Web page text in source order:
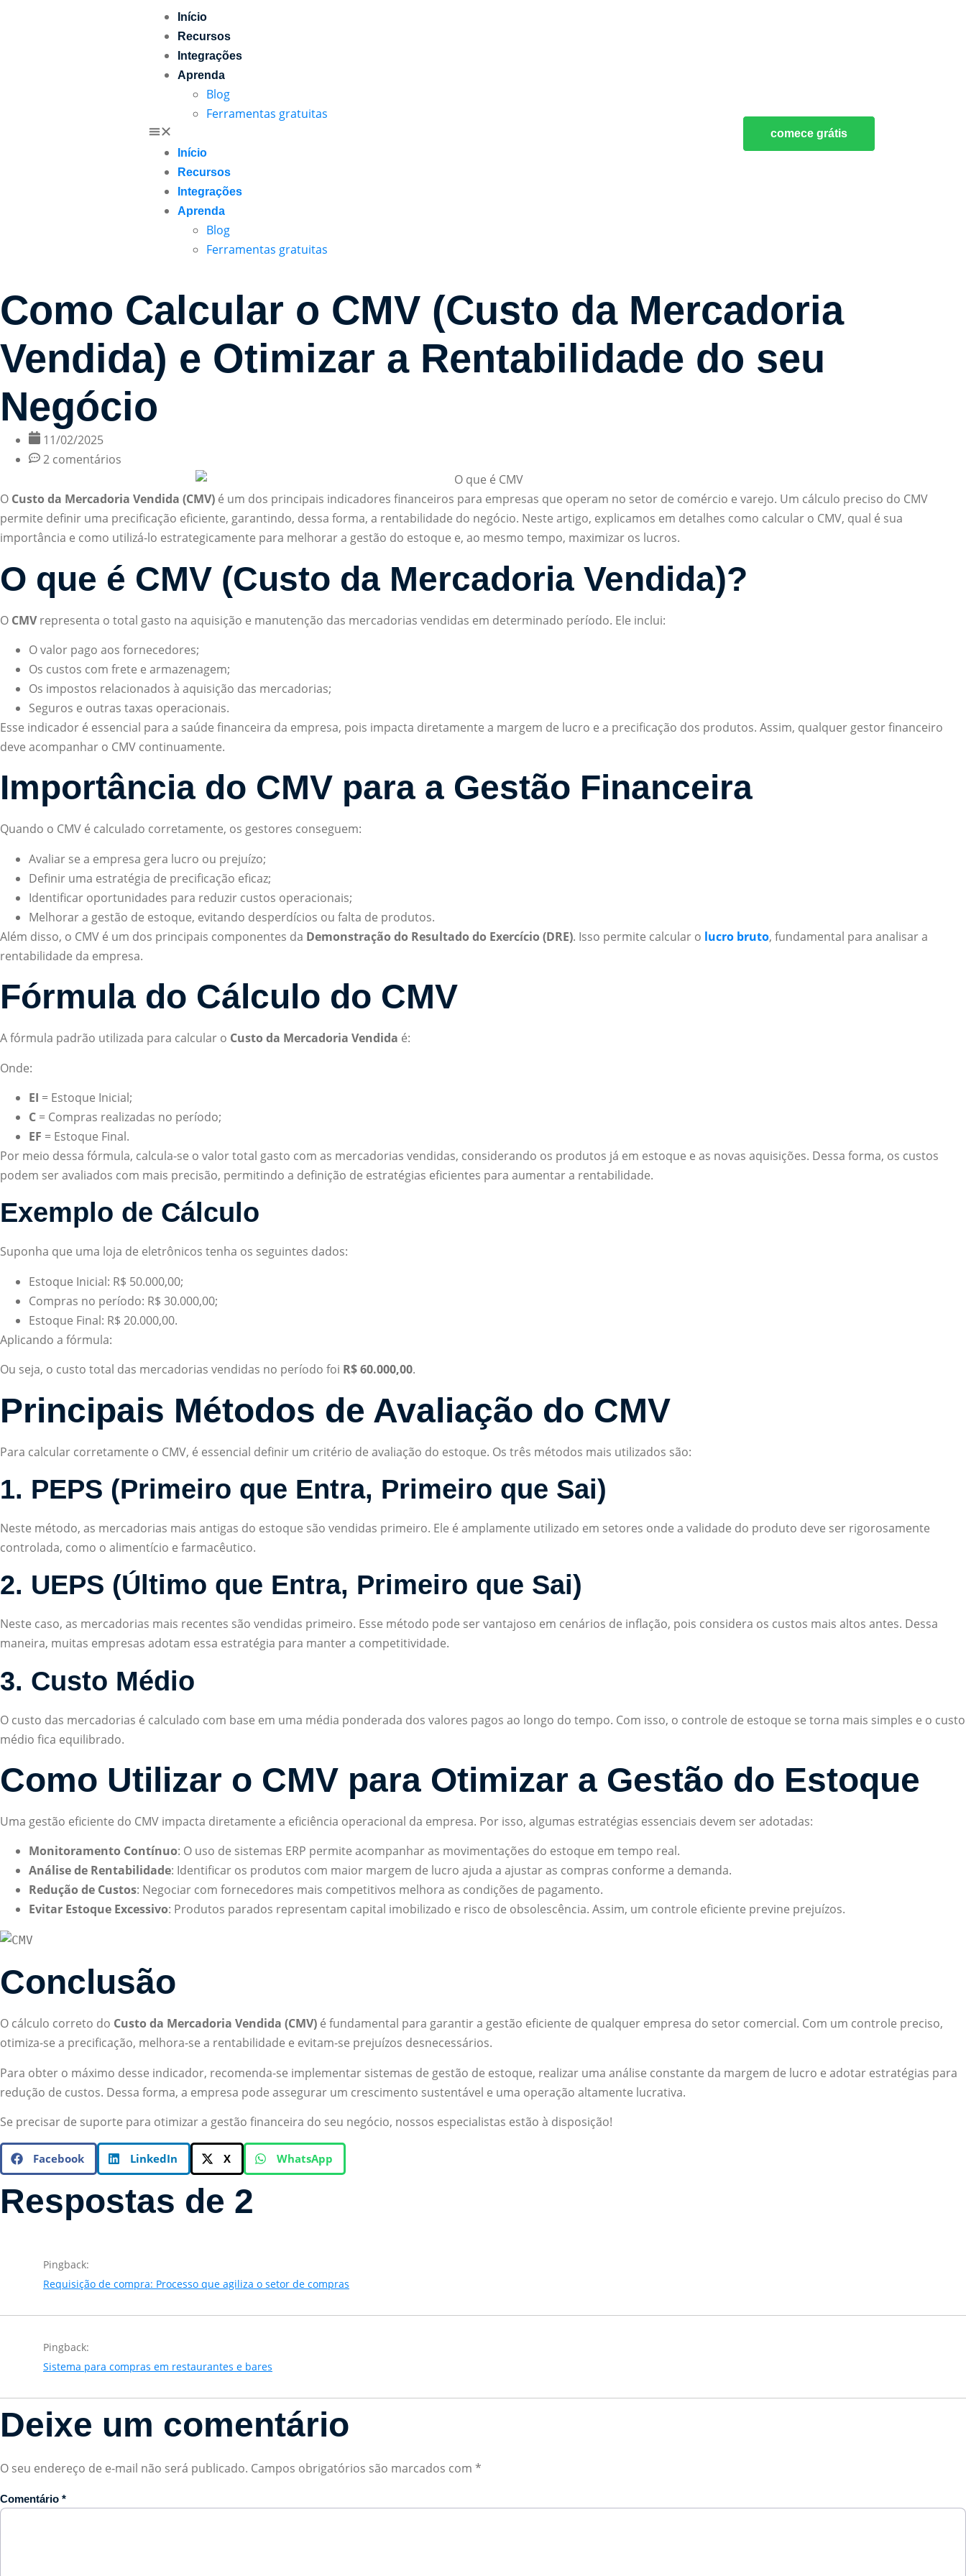
Início
Recursos
Integrações
Aprenda
Blog
Ferramentas gratuitas
Início
Recursos
Integrações
Aprenda
Blog
Ferramentas gratuitas
comece grátis
Como Calcular o CMV (Custo da Mercadoria
Vendida) e Otimizar a Rentabilidade do seu
Negócio
11/02/2025
2 comentários
O Custo da Mercadoria Vendida (CMV) é um dos principais indicadores financeiros para empresas que operam no setor de comércio e varejo. Um cálculo preciso do CMV
permite definir uma precificação eficiente, garantindo, dessa forma, a rentabilidade do negócio. Neste artigo, explicamos em detalhes como calcular o CMV, qual é sua
importância e como utilizá-lo estrategicamente para melhorar a gestão do estoque e, ao mesmo tempo, maximizar os lucros.
O que é CMV (Custo da Mercadoria Vendida)?
O CMVrepresenta o total gasto na aquisição e manutenção das mercadorias vendidas em determinado período. Ele inclui:
O valor pago aos fornecedores;
Os custos com frete e armazenagem;
Os impostos relacionados à aquisição das mercadorias;
Seguros e outras taxas operacionais.
Esse indicador é essencial para a saúde financeira da empresa, pois impacta diretamente a margem de lucro e a precificação dos produtos. Assim, qualquer gestor financeiro
deve acompanhar o CMV continuamente.
Importância do CMV para a Gestão Financeira
Quando o CMV é calculado corretamente, os gestores conseguem:
Avaliar se a empresa gera lucro ou prejuízo;
Definir uma estratégia de precificação eficaz;
Identificar oportunidades para reduzir custos operacionais;
Melhorar a gestão de estoque, evitando desperdícios ou falta de produtos.
Além disso, o CMV é um dos principais componentes da Demonstração do Resultado do Exercício (DRE). Isso permite calcular o lucro bruto, fundamental para analisar a
rentabilidade da empresa.
Fórmula do Cálculo do CMV
A fórmula padrão utilizada para calcular o Custo da Mercadoria Vendida é:
Onde:
EI = Estoque Inicial;
C = Compras realizadas no período;
EF = Estoque Final.
Por meio dessa fórmula, calcula-se o valor total gasto com as mercadorias vendidas, considerando os produtos já em estoque e as novas aquisições. Dessa forma, os custos
podem ser avaliados com mais precisão, permitindo a definição de estratégias eficientes para aumentar a rentabilidade.
Exemplo de Cálculo
Suponha que uma loja de eletrônicos tenha os seguintes dados:
Estoque Inicial: R$ 50.000,00;
Compras no período: R$ 30.000,00;
Estoque Final: R$ 20.000,00.
Aplicando a fórmula:
Ou seja, o custo total das mercadorias vendidas no período foi R$ 60.000,00.
Principais Métodos de Avaliação do CMV
Para calcular corretamente o CMV, é essencial definir um critério de avaliação do estoque. Os três métodos mais utilizados são:
1. PEPS (Primeiro que Entra, Primeiro que Sai)
Neste método, as mercadorias mais antigas do estoque são vendidas primeiro. Ele é amplamente utilizado em setores onde a validade do produto deve ser rigorosamente
controlada, como o alimentício e farmacêutico.
2. UEPS (Último que Entra, Primeiro que Sai)
Neste caso, as mercadorias mais recentes são vendidas primeiro. Esse método pode ser vantajoso em cenários de inflação, pois considera os custos mais altos antes. Dessa
maneira, muitas empresas adotam essa estratégia para manter a competitividade.
3. Custo Médio
O custo das mercadorias é calculado com base em uma média ponderada dos valores pagos ao longo do tempo. Com isso, o controle de estoque se torna mais simples e o custo
médio fica equilibrado.
Como Utilizar o CMV para Otimizar a Gestão do Estoque
Uma gestão eficiente do CMV impacta diretamente a eficiência operacional da empresa. Por isso, algumas estratégias essenciais devem ser adotadas:
Monitoramento Contínuo: O uso de sistemas ERP permite acompanhar as movimentações do estoque em tempo real.
Análise de Rentabilidade: Identificar os produtos com maior margem de lucro ajuda a ajustar as compras conforme a demanda.
Redução de Custos: Negociar com fornecedores mais competitivos melhora as condições de pagamento.
Evitar Estoque Excessivo: Produtos parados representam capital imobilizado e risco de obsolescência. Assim, um controle eficiente previne prejuízos.
Conclusão
O cálculo correto do Custo da Mercadoria Vendida (CMV) é fundamental para garantir a gestão eficiente de qualquer empresa do setor comercial. Com um controle preciso,
otimiza-se a precificação, melhora-se a rentabilidade e evitam-se prejuízos desnecessários.
Para obter o máximo desse indicador, recomenda-se implementar sistemas de gestão de estoque, realizar uma análise constante da margem de lucro e adotar estratégias para
redução de custos. Dessa forma, a empresa pode assegurar um crescimento sustentável e uma operação altamente lucrativa.
Se precisar de suporte para otimizar a gestão financeira do seu negócio, nossos especialistas estão à disposição!
Facebook LinkedIn X WhatsApp
Respostas de 2
Pingback:
Requisição de compra: Processo que agiliza o setor de compras
Pingback:
Sistema para compras em restaurantes e bares
Deixe um comentário
O seu endereço de e-mail não será publicado. Campos obrigatórios são marcados com *
Comentário *